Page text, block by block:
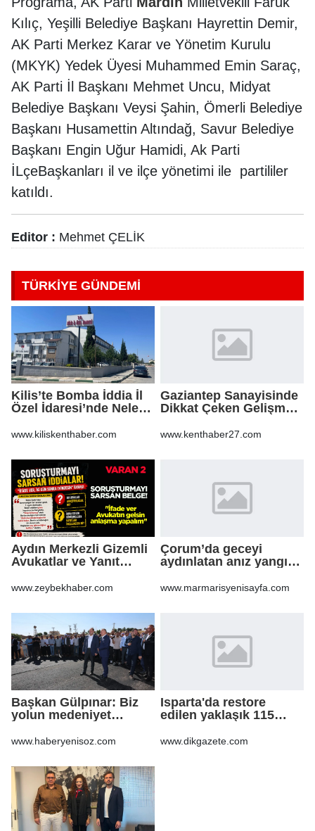
Kılıç, Yeşilli Belediye Başkanı Hayrettin Demir,
AK Parti Merkez Karar ve Yönetim Kurulu
(MKYK) Yedek Üyesi Muhammed Emin Saraç,
AK Parti İl Başkanı Mehmet Uncu, Midyat
Belediye Başkanı Veysi Şahin, Ömerli Belediye
Başkanı Husamettin Altındağ, Savur Belediye
Başkanı Engin Uğur Hamidi, Ak Parti
İLçeBaşkanları il ve ilçe yönetimi ile partililer
katıldı.
Editor : Mehmet ÇELİK
TÜRKİYE GÜNDEMİ
Kilis’te Bomba İddia İl
Özel İdaresi’nde Neler
www.kiliskenthaber.com
Gaziantep Sanayisinde
Dikkat Çeken Gelişme,
Yeniden Yapılandırma
www.kenthaber27.com
Aydın Merkezli Gizemli
Avukatlar ve Yanıt
www.zeybekhaber.com
Çorum’da geceyi
aydınlatan anız yangını
www.marmarisyenisayfa.com
Başkan Gülpınar: Biz
yolun medeniyet
www.haberyenisoz.com
Isparta'da restore
edilen yaklaşık 115
atmosferiyle
www.dikgazete.com